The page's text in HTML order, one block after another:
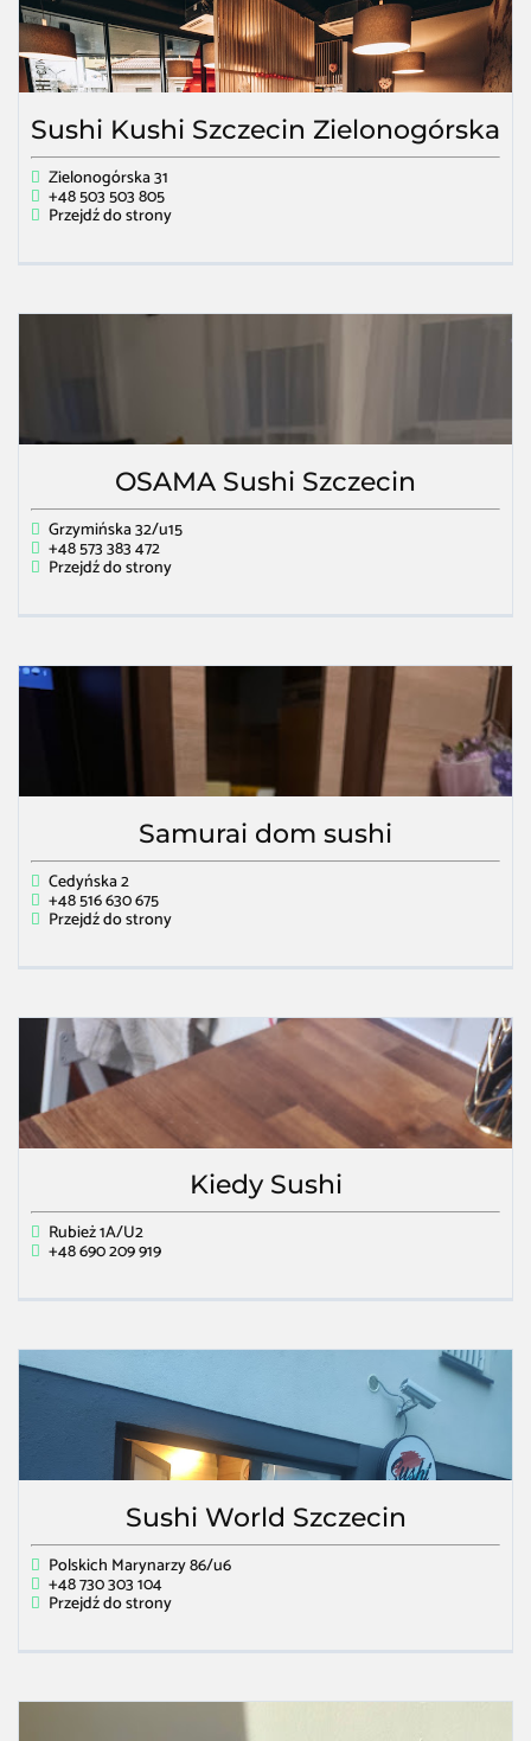
Sushi Kushi Szczecin Zielonogórska
Zielonogórska 31
+48 503 503 805
Przejdź do strony
OSAMA Sushi Szczecin
Grzymińska 32/u15
+48 573 383 472
Przejdź do strony
Samurai dom sushi
Cedyńska 2
+48 516 630 675
Przejdź do strony
Kiedy Sushi
Rubież 1A/U2
+48 690 209 919
Sushi World Szczecin
Polskich Marynarzy 86/u6
+48 730 303 104
Przejdź do strony